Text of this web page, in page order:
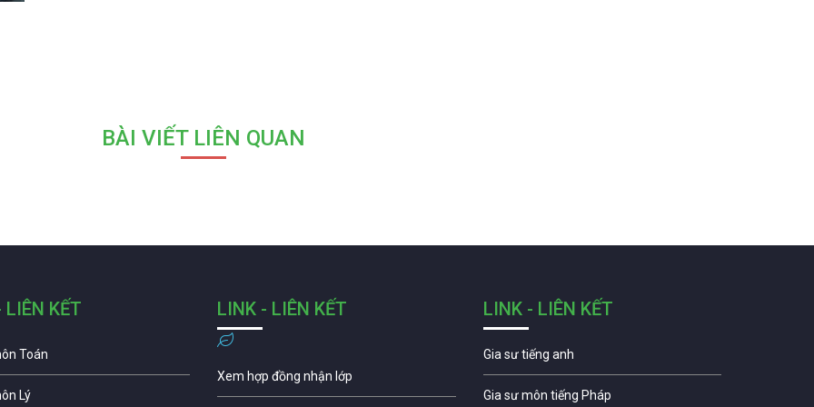
BÀI VIẾT LIÊN QUAN
KẾT
Toán
Lý
LINK - LIÊN KẾT
Xem hợp đồng nhận lớp
LINK - LIÊN KẾT
Gia sư tiếng anh
Gia sư môn tiếng Pháp